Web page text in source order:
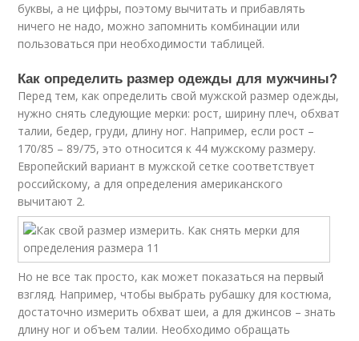
буквы, а не цифры, поэтому вычитать и прибавлять
ничего не надо, можно запомнить комбинации или
пользоваться при необходимости таблицей.
Как определить размер одежды для мужчины?
Перед тем, как определить свой мужской размер одежды,
нужно снять следующие мерки: рост, ширину плеч, обхват
талии, бедер, груди, длину ног. Например, если рост –
170/85 – 89/75, это относится к 44 мужскому размеру.
Европейский вариант в мужской сетке соответствует
российскому, а для определения американского
вычитают 2.
Но не все так просто, как может показаться на первый
взгляд. Например, чтобы выбрать рубашку для костюма,
достаточно измерить обхват шеи, а для джинсов – знать
длину ног и объем талии. Необходимо обращать